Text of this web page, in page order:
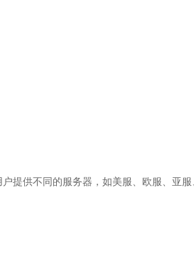
提供不同的服务器，如美服、欧服、亚